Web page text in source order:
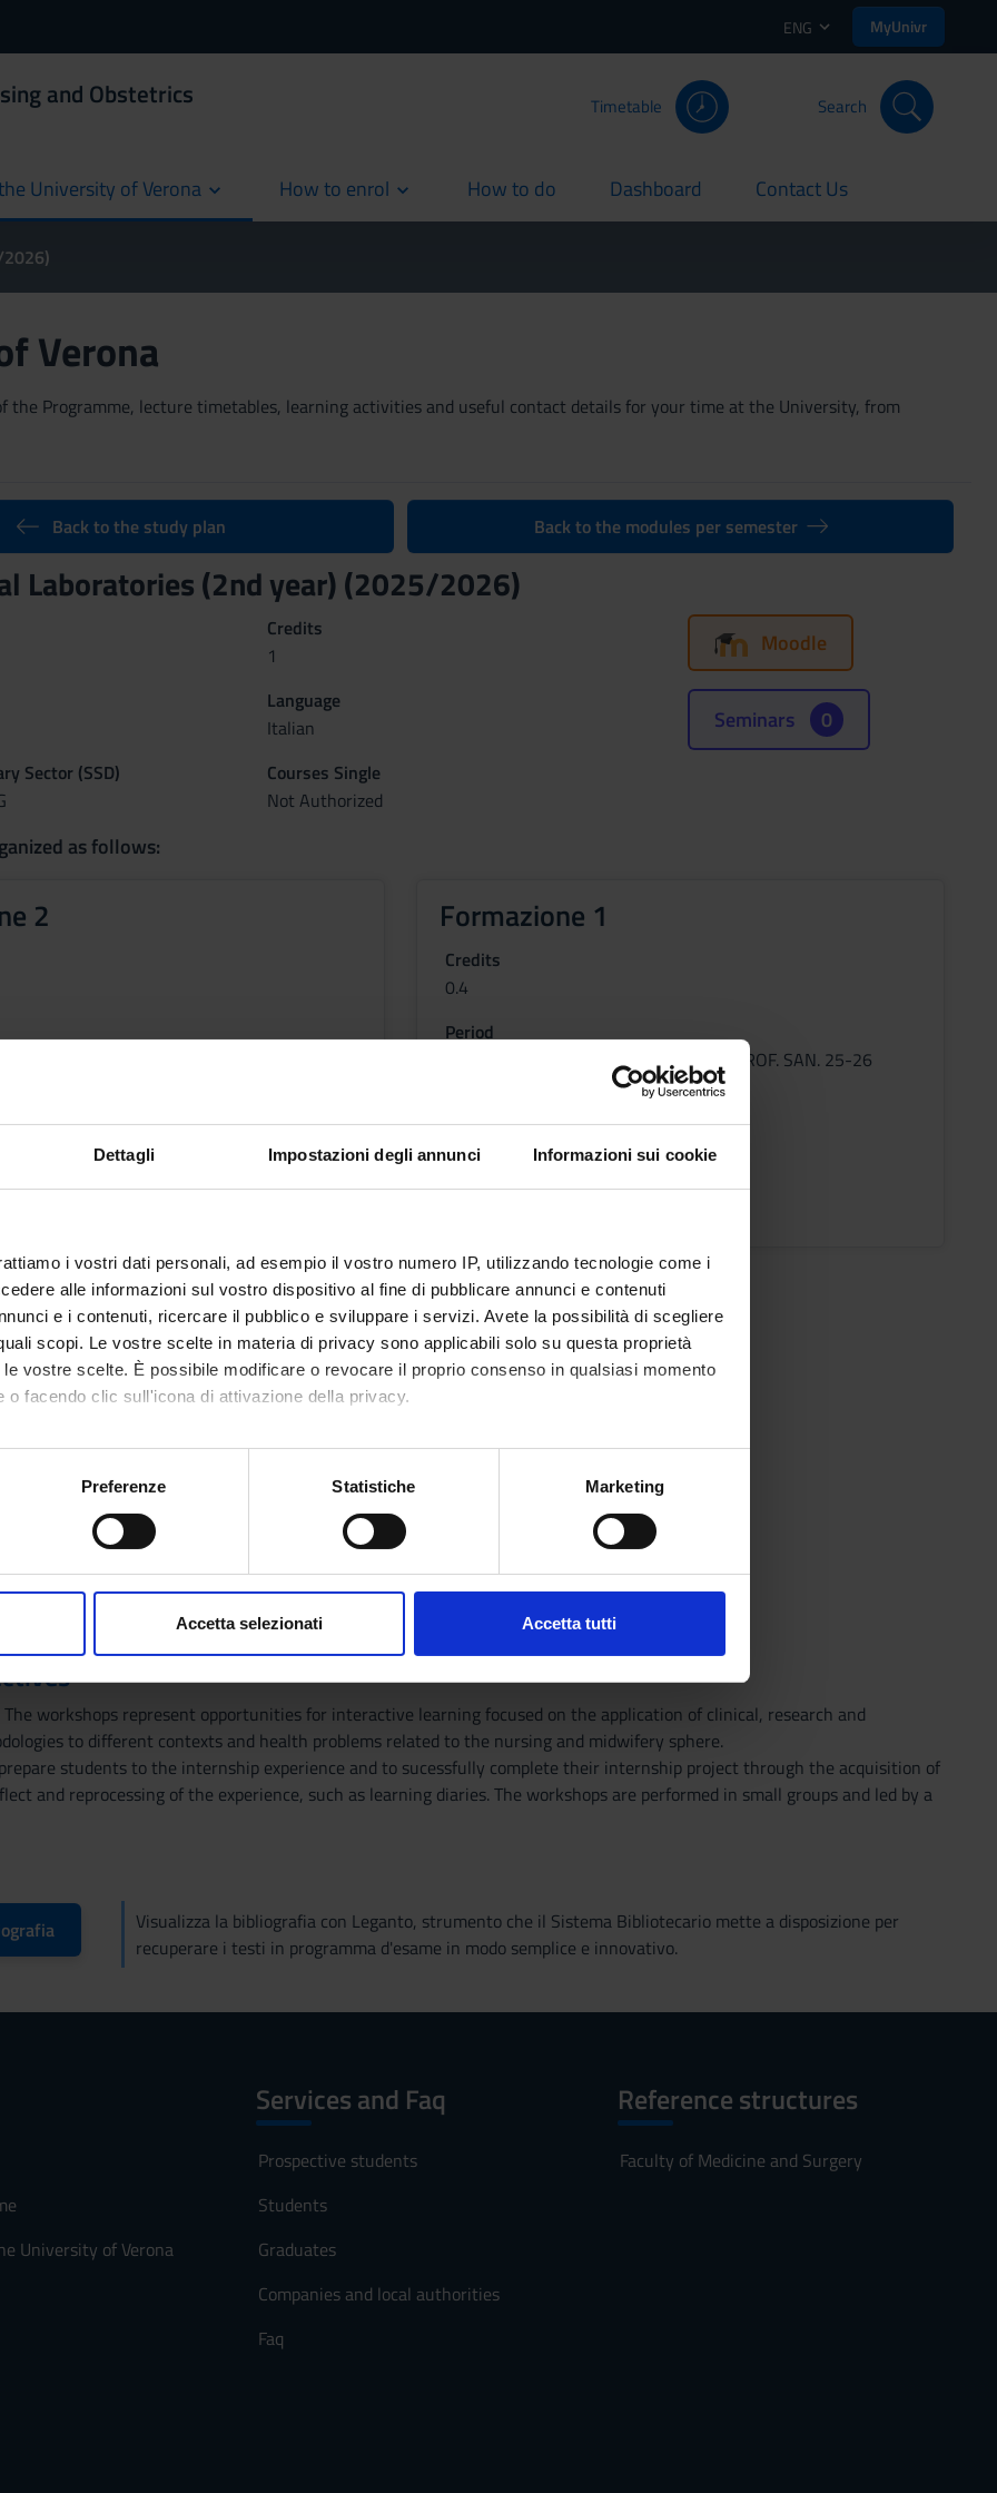
Dettagli Impostazioni degli annunci Informazioni sui cookie
i vostri dati personali, ad esempio il vostro numero IP, utilizzando tecnologie come i
alle informazioni sul vostro dispositivo al fine di pubblicare annunci e contenuti
e i contenuti, ricercare il pubblico e sviluppare i servizi. Avete la possibilità di scegliere
scopi. Le vostre scelte in materia di privacy sono applicabili solo su questa proprietà
vostre scelte. È possibile modificare o revocare il proprio consenso in qualsiasi momento
o facendo clic sull'icona di attivazione della privacy.
anche:
sulla tua posizione geografica, con un'approssimazione di qualche metro,
in qualsiasi momento dalla Dichiarazione sui cookie.
e social media, i quali potrebbero combinarle con altre informazioni che hai fornito loro o
dei loro servizi.
Preferenze Statistiche Marketing
Accetta selezionati Accetta tutti
ENG MyUnivr
and Obstetrics Timetable Search
University of Verona How to enrol How to do
current Dashboard
current Contact Us
current
Verona
the Programme, lecture timetables, learning activities and useful contact details for your time at the University, from
Back to the study plan Back to the modules per semester
Laboratories (2nd year) (2025/2026)
Credits
1
Language
Italian
Sector (SSD)
Courses Single
Not Authorized
Moodle
Seminars 0
as follows:
2 Formazione 1
Credits
0.4
Period
1° e 2° SEMESTRE (corsi annuali) LM PROF. SAN. 25-26
Silvia Vincenzi
Lessons timetable
2
(corsi annuali) LM PROF. SAN. 25-26
The workshops represent opportunities for interactive learning focused on the application of clinical, research and
to different contexts and health problems related to the nursing and midwifery sphere.
students to the internship experience and to sucessfully complete their internship project through the acquisition of
and reprocessing of the experience, such as learning diaries. The workshops are performed in small groups and led by a
Visualizza la bibliografia con Leganto, strumento che il Sistema Bibliotecario mette a disposizione per
recuperare i testi in programma d'esame in modo semplice e innovativo.
University of Verona
Services and Faq
Prospective students
Students
Graduates
Companies and local authorities
Faq
Reference structures
Faculty of Medicine and Surgery